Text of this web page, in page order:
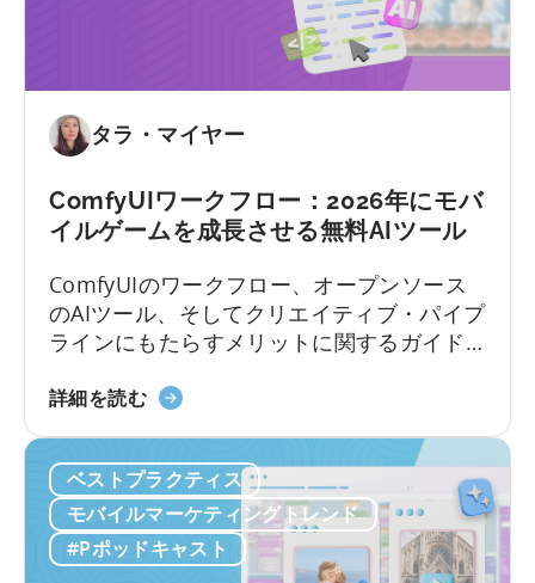
市
で
成
功
す
る
方
法：
モ
バ
イ
ル
ア
プ
リ
タラ・マイヤー
ComfyUIワークフロー：2026年にモバ
イルゲームを成長させる無料AIツール
ComfyUIのワークフロー、オープンソース
のAIツール、そしてクリエイティブ・パイプ
ラインにもたらすメリットに関するガイド
に静かな革命が起きています。 現地のチー
ことで、人員を増やさずにユーザー獲得
（UA）を10倍に拡大しています。こうした
迅速にスケールできるチームは、何百もの
広告クリエイティブをテストしており...
詳細を読むComfyUI
ー
ク
フ
ロ
ベストプラクティス
モバイルマーケティングトレンド
#Pポッドキャスト